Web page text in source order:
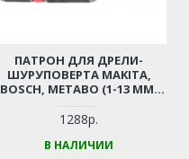
ПАТРОН ДЛЯ ДРЕЛИ-
ШУРУПОВЕРТА MAKITA,
BOSCH, METABO (1-13 ММ,
ПРОФЕССИОНАЛЬНЫЙ
БЫСТРОЗАЖИМНОЙ С
ТРЕЩЕТКОЙ
1288р.
В НАЛИЧИИ